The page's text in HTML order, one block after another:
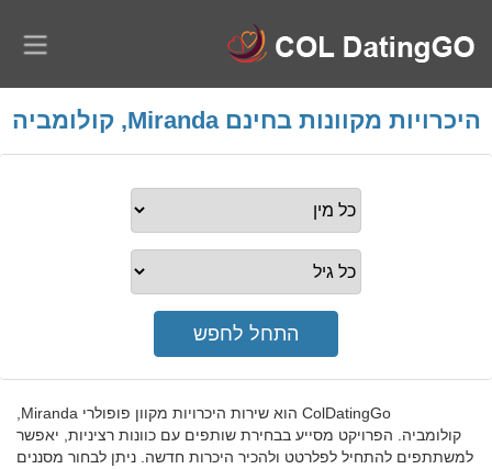
היכרויות מקוונות בחינם Miranda, קולומביה
קולומביה. הפרויקט מסייע בבחירת שותפים עם כוונות רציניות, יאפשר
למשתתפים להתחיל לפלרטט ולהכיר היכרות חדשה. ניתן לבחור מסננים